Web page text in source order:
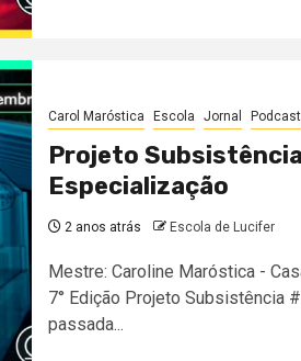
Carol Maróstica Escola Jornal Podcast
Projeto Subsistência
Especialização
2 anos atrás Escola de Lucifer
Mestre: Caroline Maróstica -
7° Edição Projeto Subsistência
passada...